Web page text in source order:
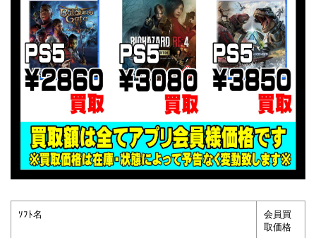
ｿﾌﾄ名
会員買
取価格